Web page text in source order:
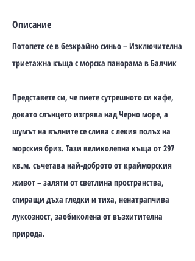
Описание
Потопете се в безкрайно синьо – Изключителна
триетажна къща с морска панорама в Балчик
Представете си, че пиете сутрешното си кафе,
докато слънцето изгрява над Черно море, а
шумът на вълните се слива с лекия полъх на
морския бриз. Тази великолепна къща от 297
кв.м. съчетава най-доброто от крайморския
живот – заляти от светлина пространства,
спиращи дъха гледки и тиха, ненатрапчива
луксозност, заобиколена от възхитителна
природа.